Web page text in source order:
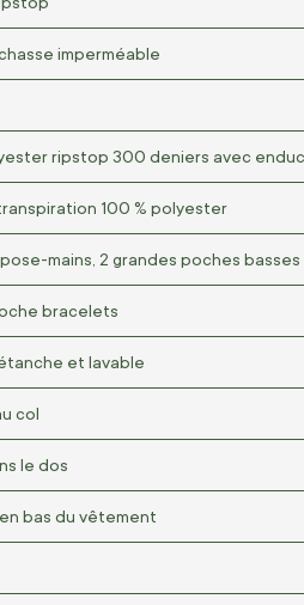
imperméable
ripstop 300 deniers avec
100 % polyester
mains, 2 grandes poches
bracelets
et lavable
col
le dos
bas du vêtement